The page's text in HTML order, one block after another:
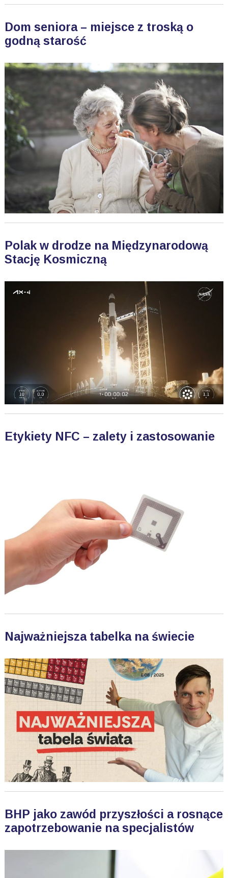
Dom seniora – miejsce z troską o
godną starość
Polak w drodze na Międzynarodową
Stację Kosmiczną
Etykiety NFC – zalety i zastosowanie
Najważniejsza tabelka na świecie
BHP jako zawód przyszłości a rosnące
zapotrzebowanie na specjalistów